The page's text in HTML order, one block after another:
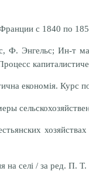
с 1840 по
Ф. Энгельс; Ин-т
економія. Курс
на селі / за ред. П.